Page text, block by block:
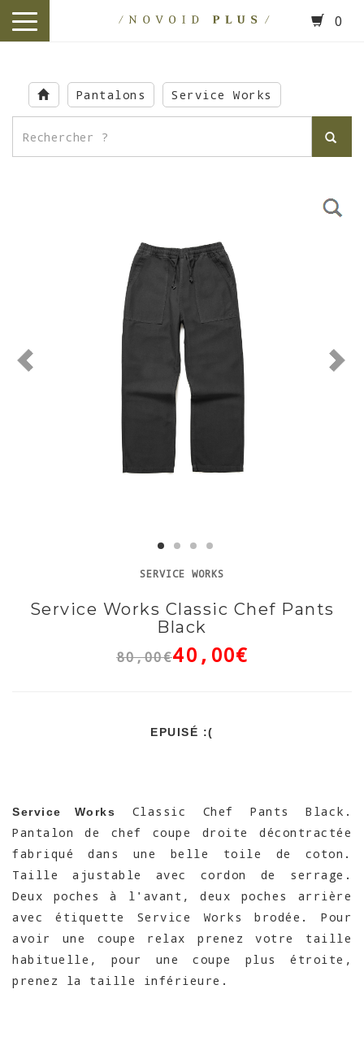
main
content
toggle
0
Pantalons Service Works
SERVICE WORKS
Service Works Classic Chef Pants
Black
80,00€40,00€
EPUISÉ :(
Service Works
Classic Chef Pants Black.
Pantalon de chef coupe droite décontractée
fabriqué dans une belle toile de coton.
Taille ajustable avec cordon de serrage.
Deux poches à l'avant, deux poches arrière
avec étiquette Service Works brodée. Pour
avoir une coupe relax prenez votre taille
habituelle, pour une coupe plus étroite,
prenez la taille inférieure.